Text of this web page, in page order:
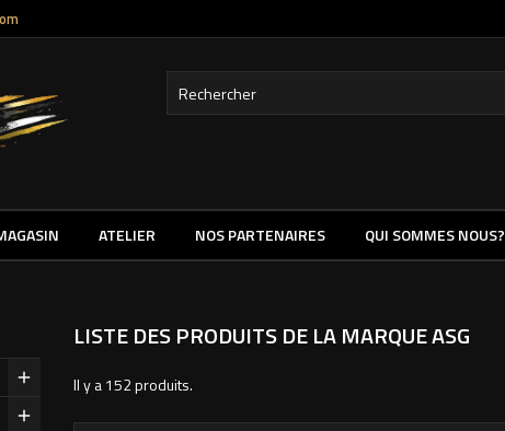
ATELIER NOS PARTENAIRES QUI SOMMES NOUS?
LISTE DES PRODUITS DE LA MARQUE ASG
Il y a 152 produits.